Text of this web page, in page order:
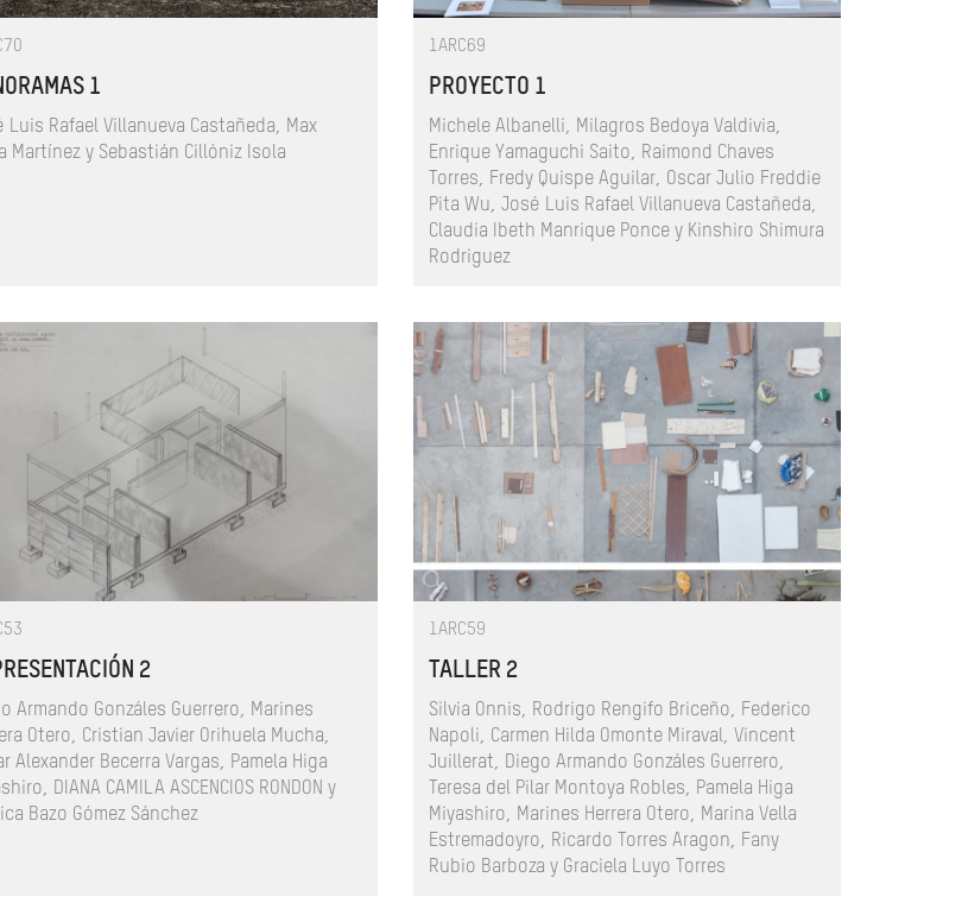
1
Luis Rafael Villanueva Castañeda, Max
Martínez y Sebastián Cillóniz Isola
1ARC69
PROYECTO 1
Michele Albanelli, Milagros Bedoya Valdivia,
Enrique Yamaguchi Saito, Raimond Chaves
Torres, Fredy Quispe Aguilar, Oscar Julio Freddie
Pita Wu, José Luis Rafael Villanueva Castañeda,
Claudia Ibeth Manrique Ponce y Kinshiro Shimura
Rodriguez
2
Armando Gonzáles Guerrero, Marines
Otero, Cristian Javier Orihuela Mucha,
Alexander Becerra Vargas, Pamela Higa
DIANA CAMILA ASCENCIOS RONDON y
Bazo Gómez Sánchez
1ARC59
TALLER 2
Silvia Onnis, Rodrigo Rengifo Briceño, Federico
Napoli, Carmen Hilda Omonte Miraval, Vincent
Juillerat, Diego Armando Gonzáles Guerrero,
Teresa del Pilar Montoya Robles, Pamela Higa
Miyashiro, Marines Herrera Otero, Marina Vella
Estremadoyro, Ricardo Torres Aragon, Fany
Rubio Barboza y Graciela Luyo Torres